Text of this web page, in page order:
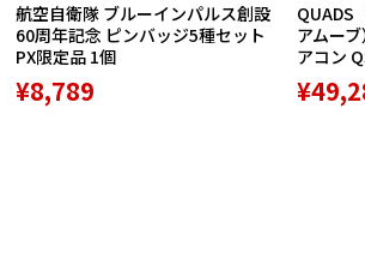
航空自衛隊 ブルーインパルス創設
60周年記念 ピンバッジ5種セット
PX限定品 1個
¥8,789
QUADS
アムー
アコン